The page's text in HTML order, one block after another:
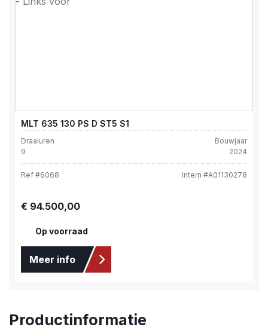
MLT 635 130 PS D ST5 S1
Draaiuren
9
Bouwjaar
2024
Ref #6068 Intern #A01130278
Normale prijs:
€ 94.500,00
Op voorraad
Meer info
Productinformatie